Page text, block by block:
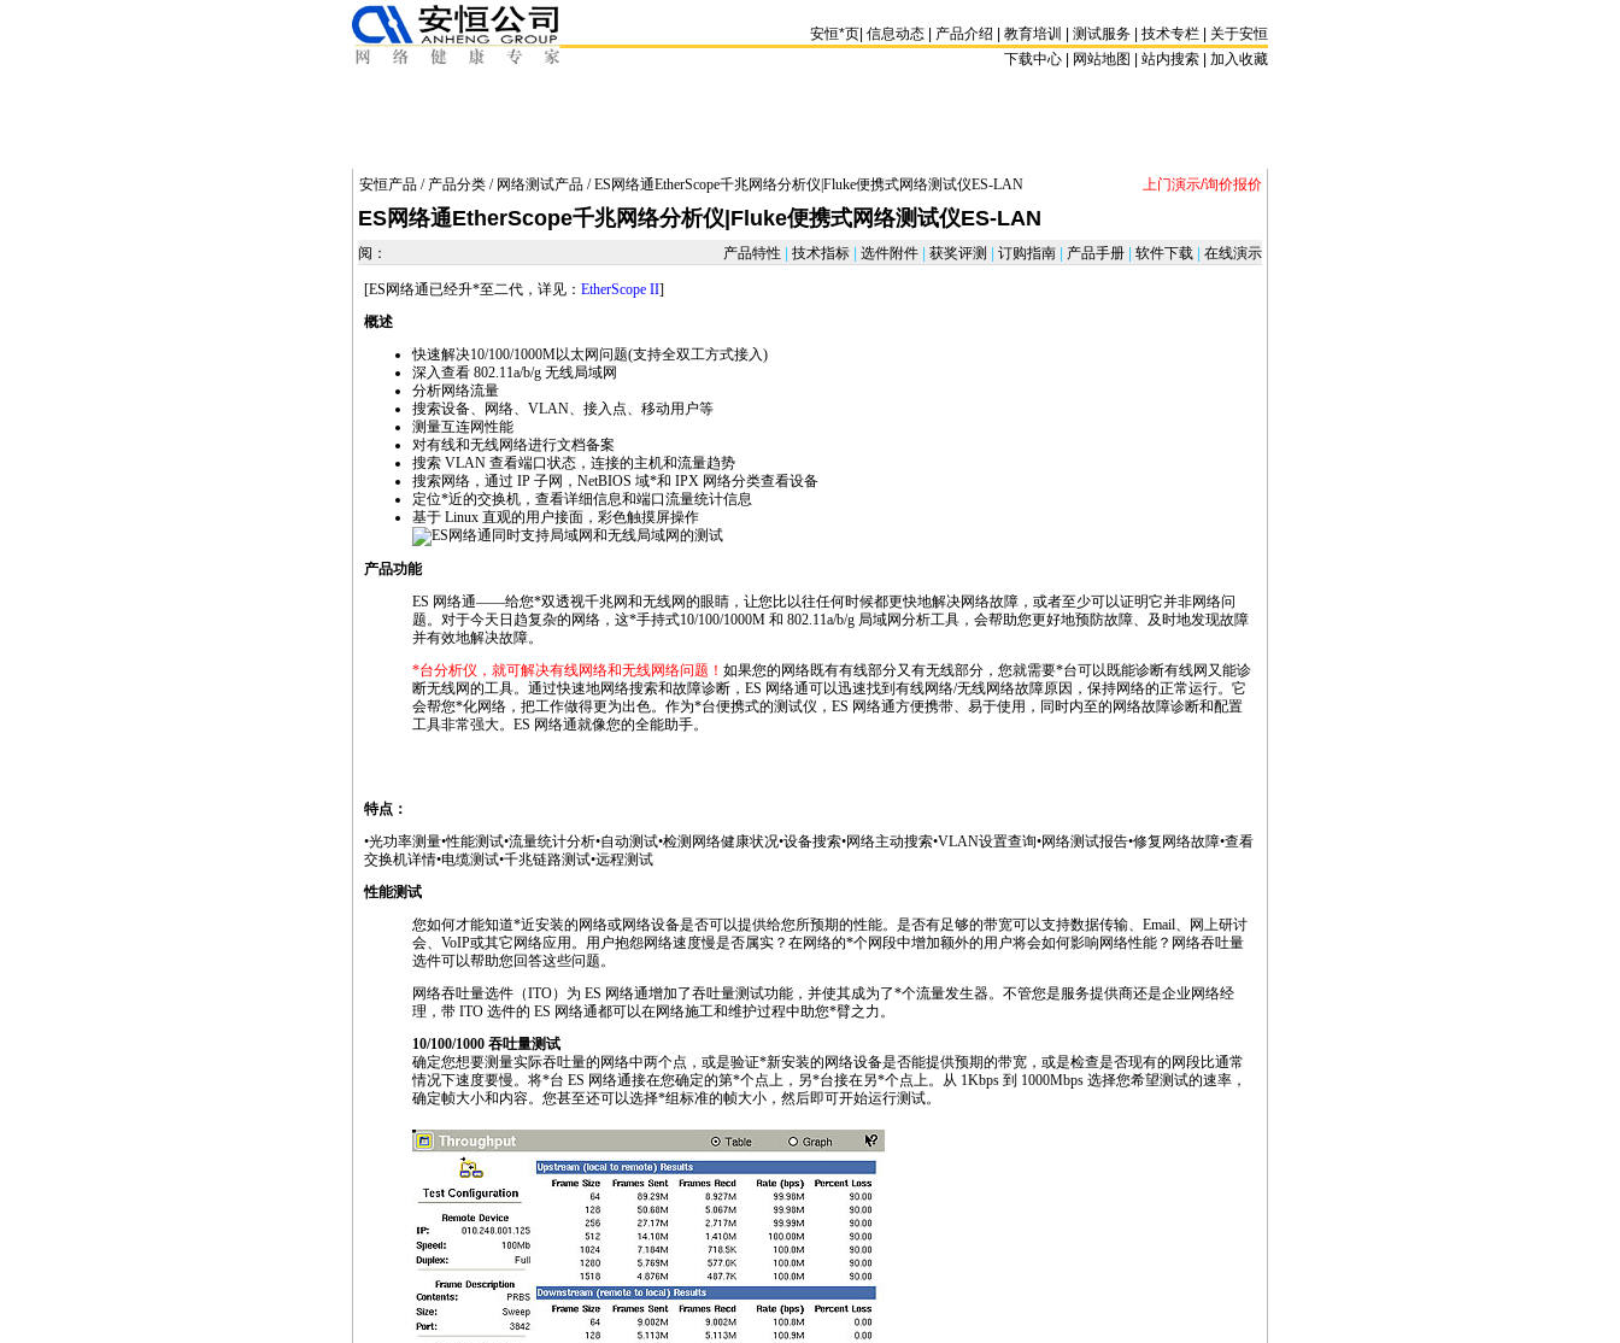
安恒*页 信息动态 产品介绍 教育培训 测试服务 技术专栏
关于安恒
下载中心 | 网站地图 | 站内搜索 加入收藏
安恒产品 / 产品分类 / 网络测试产品 / ES网络通EtherScope千兆网络分析仪|Fluke便携式网络测试仪ES-LAN 上门演示/询价报价
ES网络通EtherScope千兆网络分析仪|Fluke便携式网络测试仪ES-LAN
阅： 产品特性 技术指标 选件附件 获奖评测 订购指南 产品手册 软件下载 在线演示
[ES网络通已经升*至二代，详见： EtherScope II]
概述
快速解决10/100/1000M以太网问题(支持全双工方式接入)
深入查看 802.11a/b/g 无线局域网
分析网络流量
搜索设备、网络、VLAN、接入点、移动用户等
测量互连网性能
对有线和无线网络进行文档备案
搜索 VLAN 查看端口状态，连接的主机和流量趋势
搜索网络，通过 IP 子网，NetBIOS 域*和 IPX 网络分类查看设备
定位*近的交换机，查看详细信息和端口流量统计信息
基于 Linux 直观的用户接面，彩色触摸屏操作
产品功能
ES 网络通——给您*双透视千兆网和无线网的眼睛，让您比以往任何时候都更快地解决网络故障，或者至少可以证明它并非网络问
题。对于今天日趋复杂的网络，这*手持式10/100/1000M 和 802.11a/b/g 局域网分析工具，会帮助您更好地预防故障、及时地发现故障
并有效地解决故障。
*台分析仪，就可解决有线网络和无线网络问题！ 如果您的网络既有有线部分又有无线部分，您就需要*台可以既能诊断有线网又能诊
断无线网的工具。通过快速地网络搜索和故障诊断，ES 网络通可以迅速找到有线网络/无线网络故障原因，保持网络的正常运行。它
会帮您*化网络，把工作做得更为出色。作为*台便携式的测试仪，ES 网络通方便携带、易于使用，同时内至的网络故障诊断和配置
工具非常强大。ES 网络通就像您的全能助手。
特点：
•光功率测量•性能测试•流量统计分析•自动测试•检测网络健康状况•设备搜索•网络主动搜索•VLAN设置查询•网络测试报告•修复网络故障•查看
交换机详情•电缆测试•千兆链路测试•远程测试
性能测试
您如何才能知道*近安装的网络或网络设备是否可以提供给您所预期的性能。是否有足够的带宽可以支持数据传输、Email、网上研讨
会、VoIP或其它网络应用。用户抱怨网络速度慢是否属实？在网络的*个网段中增加额外的用户将会如何影响网络性能？网络吞吐量
选件可以帮助您回答这些问题。
网络吞吐量选件（ITO）为 ES 网络通增加了吞吐量测试功能，并使其成为了*个流量发生器。不管您是服务提供商还是企业网络经
理，带 ITO 选件的 ES 网络通都可以在网络施工和维护过程中助您*臂之力。
10/100/1000 吞吐量测试
确定您想要测量实际吞吐量的网络中两个点，或是验证*新安装的网络设备是否能提供预期的带宽，或是检查是否现有的网段比通常
情况下速度要慢。将*台 ES 网络通接在您确定的第*个点上，另*台接在另*个点上。从 1Kbps 到 1000Mbps 选择您希望测试的速率，
确定帧大小和内容。您甚至还可以选择*组标准的帧大小，然后即可开始运行测试。